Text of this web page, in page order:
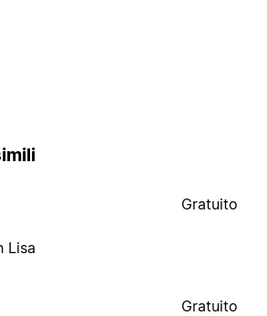
Lisa
Gratuito
Gratuito